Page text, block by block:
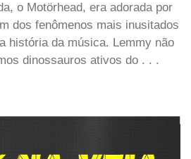
o Motörhead, era adorada por
dos fenômenos mais inusitados
história da música. Lemmy não
dinossauros ativos do . . .